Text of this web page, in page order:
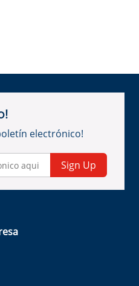
electrónico!
Sign Up